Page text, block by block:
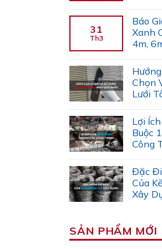
31
Th3
Báo
Xanh
4m,
Chọn
Lưới
Lợi
Buộc
Công
Đặc
Của
Xây
SẢN PHẨM MỚI